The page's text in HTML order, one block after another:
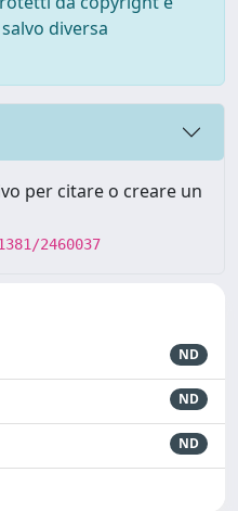
diversa
per citare o creare un
2460037
ND
ND
ND